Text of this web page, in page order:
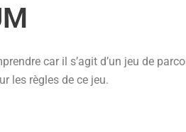
car il s’agit d’un jeu de
les règles de ce jeu.